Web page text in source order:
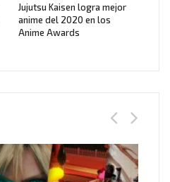
Jujutsu Kaisen logra mejor
anime del 2020 en los
Anime Awards